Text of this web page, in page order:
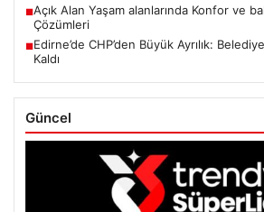
■Açık Alan Yaşam alanlarında Konfor ve
Çözümleri
■Edirne’de CHP’den Büyük Ayrılık:
Kaldı
Güncel